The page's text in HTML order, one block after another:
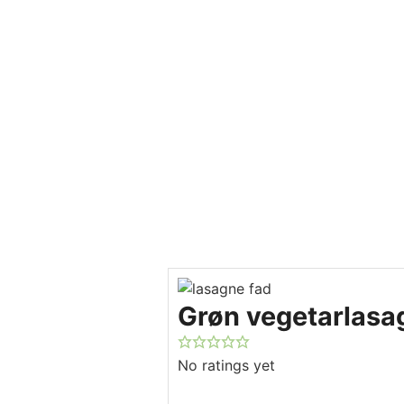
Grøn
No ratings yet